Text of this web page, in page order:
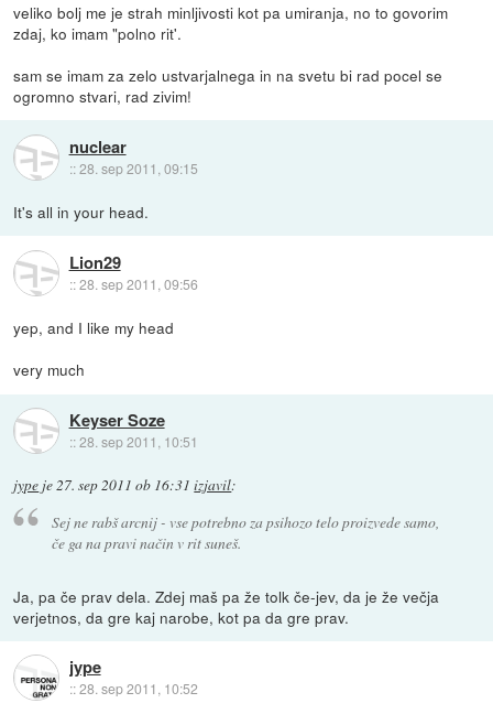
veliko bolj me je strah minljivosti kot pa umiranja, no to govorim
zdaj, ko imam "polno rit'.
sam se imam za zelo ustvarjalnega in na svetu bi rad pocel se
ogromno stvari, rad zivim!
nuclear
::28. sep 2011, 09:15
It's all in your head.
Lion29
::28. sep 2011, 09:56
yep, and I like my head
very much
Keyser Soze
::28. sep 2011, 10:51
jype je27. sep 2011 ob 16:31 izjavil:
Sej ne rabš arcnij - vse potrebno za psihozo telo proizvede samo,
če ga na pravi način v rit suneš.
Ja, pa če prav dela. Zdej maš pa že tolk če-jev, da je že večja
verjetnos, da gre kaj narobe, kot pa da gre prav.
jype
::28. sep 2011, 10:52